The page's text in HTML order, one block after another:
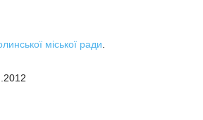
міської ради